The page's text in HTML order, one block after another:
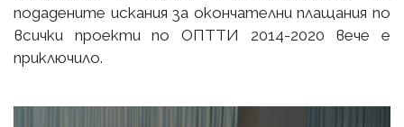
подадените искания за окончателни плащания по
всички проекти по ОПТТИ 2014-2020 вече е
приключило.